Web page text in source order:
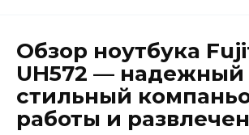
Обзор ноутбука
UH572 — надежный
стильный
работы и